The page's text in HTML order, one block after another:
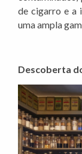
de cigarro e a
uma ampla
Descoberta